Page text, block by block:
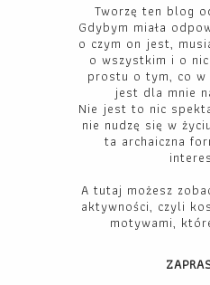
Tworzę ten blog
Gdybym miała
o czym on jest,
o wszystkim i o
prostu o tym, co w
jest dla mnie
Nie jest to nic
nie nudzę się w
ta archaiczna
A tutaj możesz
aktywności, czyli
motywami,